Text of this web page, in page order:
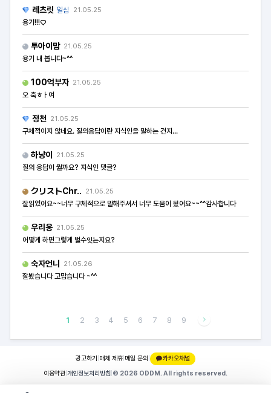
레츠릿 일심
21.05.25
용기!!!♡
투아이맘 21.05.25
용기 내 봅니다~^^
100억부자 21.05.25
오 축ㅎㅏ여
정천 21.05.25
구체적이지 않네요. 질의응답이란 지식인을 말하는 건지...
하냥이
21.05.25
질의 응답이 뭘까요? 지식인 댓글?
クリストChr.. 21.05.25
잘읽었어요~~너무 구체적으로 말해주셔서 너무 도움이 됬어요~~^^감사합니다
우리웅 21.05.25
어떻게 하면그렇게 벌수잇는지요?
숙자언니
21.05.26
잘봤습니다 고맙습니다 ~^^
1 2 3 4 5 6 7 8 9
광고하기 매체 제휴 메일 문의 |
카카오채널
이용약관 개인정보처리방침 © 2026 ODDM. All rights reserved.